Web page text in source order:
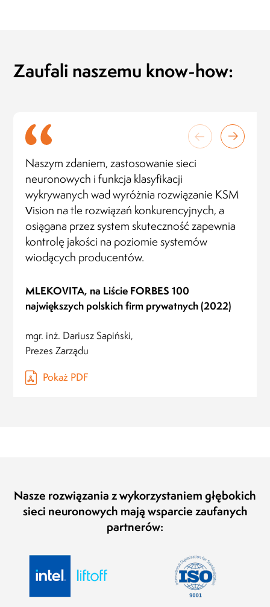
Zaufali naszemu know-how:
Naszym zdaniem, zastosowanie sieci
neuronowych i funkcja klasyfikacji
wykrywanych wad wyróżnia rozwiązanie KSM
Vision na tle rozwiązań konkurencyjnych, a
osiągana przez system skuteczność zapewnia
kontrolę jakości na poziomie systemów
wiodących producentów.
MLEKOVITA, na Liście FORBES 100
największych polskich firm prywatnych (2022)
mgr. inż. Dariusz Sapiński,
Prezes Zarządu
Pokaż PDF
Nasze rozwiązania z wykorzystaniem głębokich
sieci neuronowych mają wsparcie zaufanych
partnerów: